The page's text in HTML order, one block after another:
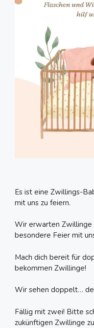
Es ist eine Zwillings-
mit uns zu feiern.
Wir erwarten Zwillinge
besondere Feier mit
Mach dich bereit für
bekommen Zwillinge!
Wir sehen doppelt…
Fällig mit zwei! Bitte
zukünftigen Zwillinge